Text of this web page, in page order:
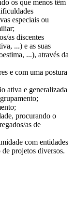
os que menos têm
especiais ou
as discentes
...) e as suas
...), através da
e com uma postura
ativa e generalizada
procurando o
as de
com entidades
projetos diversos.